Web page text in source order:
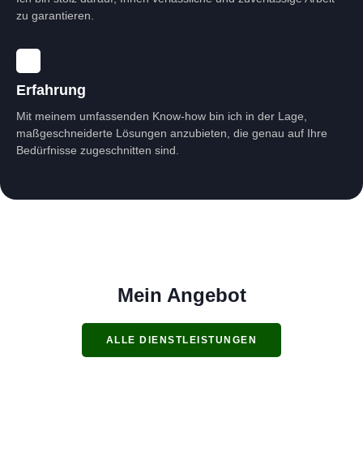
Erfahrung
Mit meinem umfassenden Know-how bin ich in der Lage,
maßgeschneiderte Lösungen anzubieten, die genau auf Ihre
Bedürfnisse zugeschnitten sind.
zu garantieren.
Mein Angebot
ALLE DIENSTLEISTUNGEN